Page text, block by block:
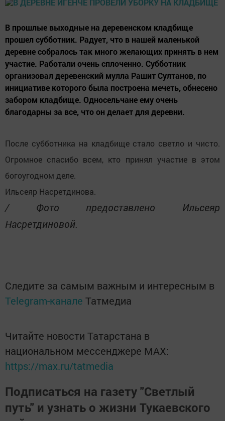
В прошлые выходные на деревенском кладбище
прошел субботник. Радует, что в нашей маленькой
деревне собралось так много желающих принять в нем
участие. Работали очень сплоченно. Субботник
организовал деревенский мулла Рашит Султанов, по
инициативе которого была построена мечеть, обнесено
забором кладбище. Односельчане ему очень
благодарны за все, что он делает для деревни.
После субботника на кладбище стало светло и чисто.
Огромное спасибо всем, кто принял участие в этом
богоугодном деле.
Ильсеяр Насретдинова.
/ Фото предоставлено Ильсеяр
Насретдиновой.
Следите за самым важным и интересным в
Telegram-канале Татмедиа
Читайте новости Татарстана в
национальном мессенджере MАХ:
https://max.ru/tatmedia
Подписаться на газету "Светлый
путь" и узнать о жизни Тукаевского